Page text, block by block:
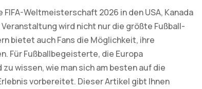
Weltmeisterschaft 2026 in den USA, Kanada
wird nicht nur die größte Fußball-
bietet auch Fans die Möglichkeit, ihre
Für Fußballbegeisterte, die Europa
wissen, wie man sich am besten auf die
vorbereitet. Dieser Artikel gibt Ihnen